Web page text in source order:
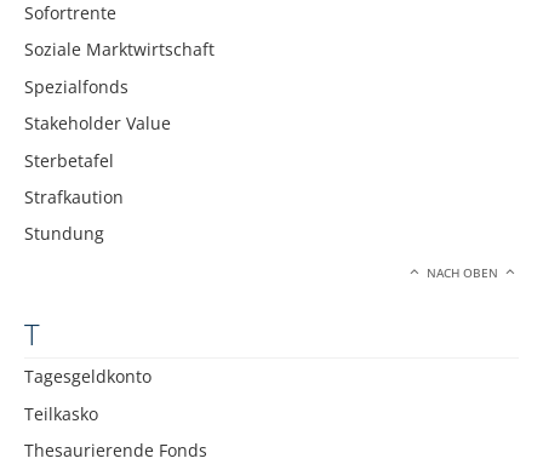
Sofortrente
Soziale Marktwirtschaft
Spezialfonds
Stakeholder Value
Sterbetafel
Strafkaution
Stundung
NACH OBEN
T
Tagesgeldkonto
Teilkasko
Thesaurierende Fonds